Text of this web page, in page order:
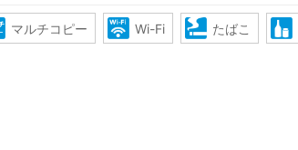
マルチコピー Wi-Fi たばこ